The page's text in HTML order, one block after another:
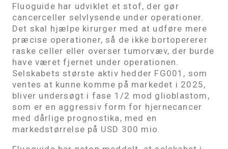
Fluoguide har udviklet et stof, der gør
cancerceller selvlysende under operationer.
Det skal hjælpe kirurger med at udføre mere
præcise operationer, så de ikke bortopererer
raske celler eller overser tumorvæv, der burde
have været fjernet under operationen.
Selskabets største aktiv hedder FG001, som
ventes at kunne komme på markedet i 2025,
bliver undersøgt i fase 1/2 mod glioblastom,
som er en aggressiv form for hjernecancer
med dårlige prognostika, med en
markedstørrelse på USD 300 mio.